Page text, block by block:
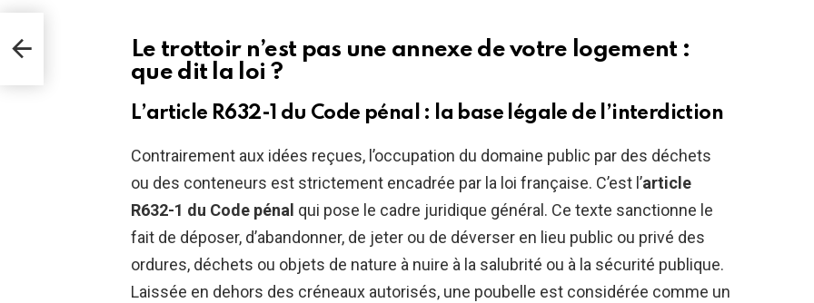
Le trottoir n’est pas une annexe de votre logement :
que dit la loi ?
L’article R632-1 du Code pénal : la base légale de l’interdiction
Contrairement aux idées reçues, l’occupation du domaine public par des déchets
ou des conteneurs est strictement encadrée par la loi française. C’est l’article
R632-1 du Code pénal qui pose le cadre juridique général. Ce texte sanctionne le
fait de déposer, d’abandonner, de jeter ou de déverser en lieu public ou privé des
ordures, déchets ou objets de nature à nuire à la salubrité ou à la sécurité publique.
Laissée en dehors des créneaux autorisés, une poubelle est considérée comme un